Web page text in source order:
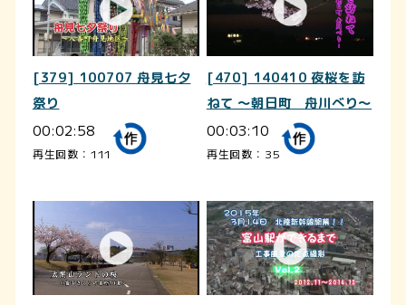
[379] 100707 舟見七夕
祭り
00:02:58
再生回数：111
[470] 140410 夜桜を訪
ねて ～朝日町 舟川べり～
00:03:10
再生回数：35